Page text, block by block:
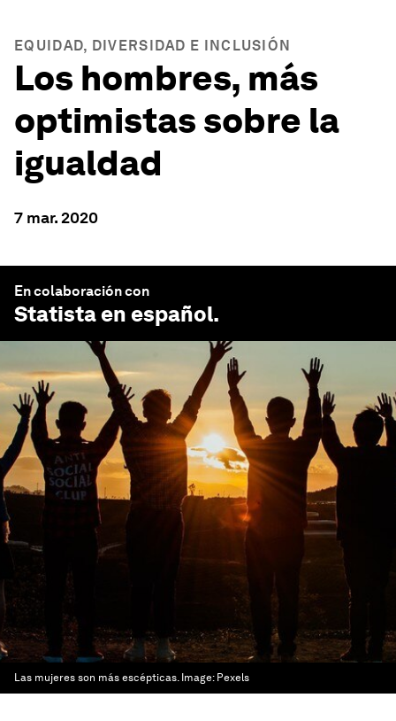
EQUIDAD, DIVERSIDAD E INCLUSIÓN
Los hombres, más
optimistas sobre la
igualdad
7 mar. 2020
En colaboración con
Statista en español.
Las mujeres son más escépticas. Image: Pexels